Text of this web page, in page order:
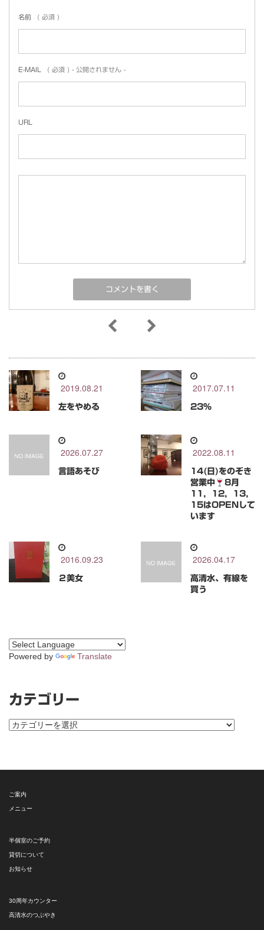
名前 ( 必須 )
E-MAIL ( 必須 ) - 公開されません -
URL
2019.08.21
左をやめる
2017.07.11
23％
2026.07.27
言語あそび
2022.08.11
14(日)をのぞき
営業中
8月
11，12，13，
15はOPENして
います
2016.09.23
２美女
2026.04.17
高清水、有線を
買う
Powered by Translate
カテゴリー
カ
ー
ご案内
メニュー
半個室のご予約
貸切について
お知らせ
30周年カウンター
高清水のつぶやき